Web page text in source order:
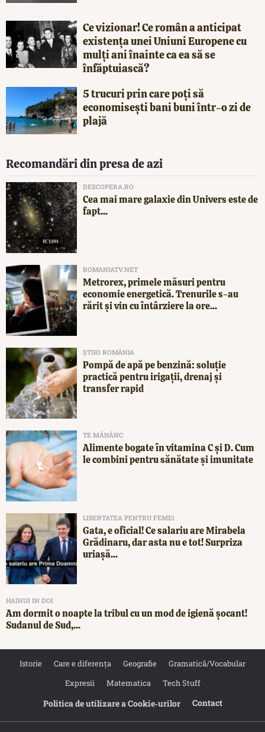
Ce vizionar! Ce român a anticipat
existența unei Uniuni Europene cu
mulți ani înainte ca ea să se
înfăptuiască?
5 trucuri prin care poți să
economisești bani buni într-o zi de
plajă
Recomandări din presa de azi
DESCOPERA.RO
Cea mai mare galaxie din Univers este de
fapt...
ROMANIATV.NET
Metrorex, primele măsuri pentru
economie energetică. Trenurile s-au
rărit și vin cu întârziere la ore...
ȘTIRI ROMÂNIA
Pompă de apă pe benzină: soluție
practică pentru irigații, drenaj și
transfer rapid
TE MĂNÂNC
Alimente bogate în vitamina C și D. Cum
le combini pentru sănătate și imunitate
LIBERTATEA PENTRU FEMEI
Gata, e oficial! Ce salariu are Mirabela
Grădinaru, dar asta nu e tot! Surpriza
uriașă...
HAIHUI IN DOI
Am dormit o noapte la tribul cu un mod de igienă șocant!
Sudanul de Sud,...
Istorie Care e diferența Geografie
Gramatică/Vocabular
Expresii
Matematica Tech Stuff
Politica de utilizare a Cookie‐urilor Contact